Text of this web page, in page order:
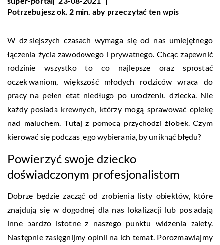
Potrzebujesz ok. 2 min. aby przeczytać ten wpis
W dzisiejszych czasach wymaga się od nas umiejętnego
łączenia życia zawodowego i prywatnego. Chcąc zapewnić
rodzinie wszystko to co najlepsze oraz sprostać
oczekiwaniom, większość młodych rodziców wraca do
pracy na pełen etat niedługo po urodzeniu dziecka. Nie
każdy posiada krewnych, którzy mogą sprawować opiekę
nad maluchem. Tutaj z pomocą przychodzi żłobek. Czym
kierować się podczas jego wybierania, by uniknąć błędu?
Powierzyć swoje dziecko
doświadczonym profesjonalistom
Dobrze będzie zacząć od zrobienia listy obiektów, które
znajdują się w dogodnej dla nas lokalizacji lub posiadają
inne bardzo istotne z naszego punktu widzenia zalety.
Następnie zasięgnijmy opinii na ich temat. Porozmawiajmy